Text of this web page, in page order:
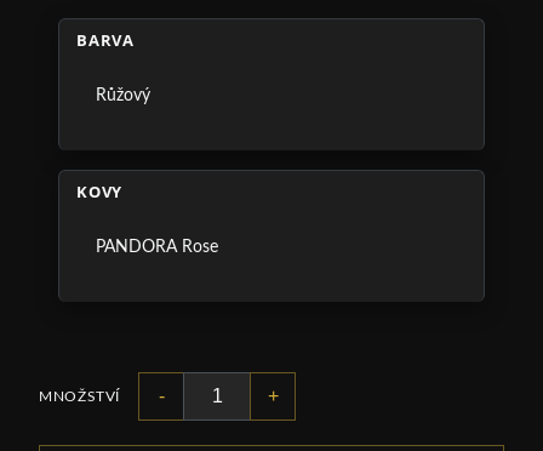
BARVA
Růžový
KOVY
PANDORA Rose
MNOŽSTVÍ - +